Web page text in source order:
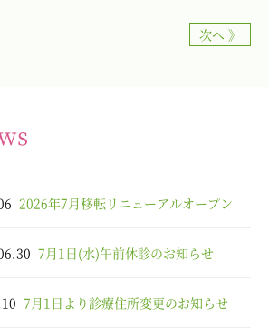
次へ 》
2026年7月移転リニューアルオープン
7月1日(水)午前休診のお知らせ
7月1日より診療住所変更のお知らせ